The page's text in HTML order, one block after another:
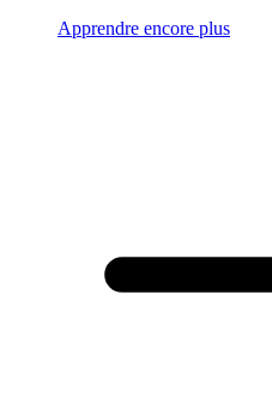
Apprendre encore plus